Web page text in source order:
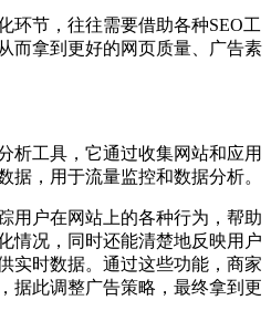
环节，往往需要借助各种SEO工
而拿到更好的网页质量、广告素
析工具，它通过收集网站和应用
据，用于流量监控和数据分析。
用户在网站上的各种行为，帮助
情况，同时还能清楚地反映用户
实时数据。通过这些功能，商家
据此调整广告策略，最终拿到更